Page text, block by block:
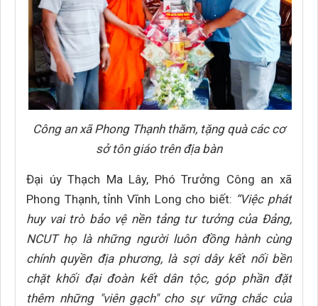
Công an xã Phong Thạnh thăm, tặng quà các cơ
sở tôn giáo trên địa bàn
Đại úy Thạch Ma Lây, Phó Trưởng Công an xã
Phong Thạnh, tỉnh Vĩnh Long cho biết: “Việc phát
huy vai trò bảo vệ nền tảng tư tưởng của Đảng,
NCUT họ là những người luôn đồng hành cùng
chính quyền địa phương, là sợi dây kết nối bền
chặt khối đại đoàn kết dân tộc, góp phần đặt
thêm những "viên gạch" cho sự vững chắc của